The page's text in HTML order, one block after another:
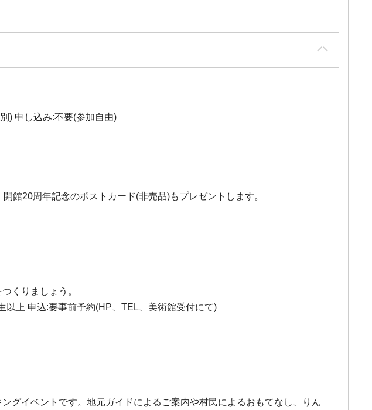
) 申し込み:不要(参加自由)
館20周年記念のポストカード(非売品)もプレゼントします。
くりましょう。
以上 申込:要事前予約(HP、TEL、美術館受付にて)
グイベントです。地元ガイドによるご案内や村民によるおもてなし、りん